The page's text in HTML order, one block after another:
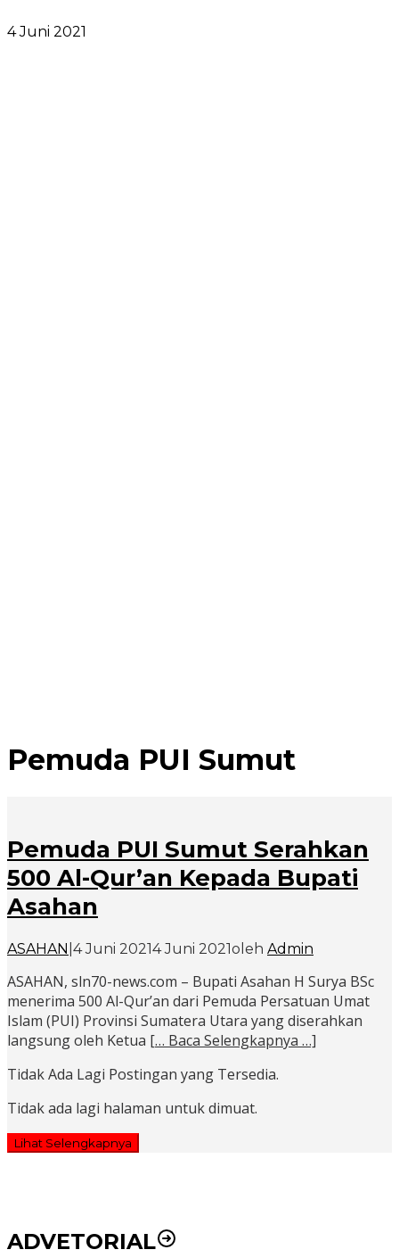
4 Juni 2021
Pemuda PUI Sumut
Pemuda PUI Sumut Serahkan
500 Al-Qur’an Kepada Bupati
Asahan
ASAHAN 4 Juni 20214 Juni 2021oleh Admin
ASAHAN, sln70-news.com – Bupati Asahan H Surya BSc
menerima 500 Al-Qur’an dari Pemuda Persatuan Umat
Islam (PUI) Provinsi Sumatera Utara yang diserahkan
langsung oleh Ketua [… Baca Selengkapnya …]
Tidak Ada Lagi Postingan yang Tersedia.
Tidak ada lagi halaman untuk dimuat.
Lihat Selengkapnya
ADVETORIAL